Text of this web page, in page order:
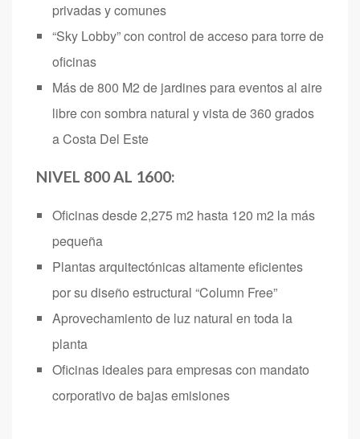
privadas y comunes
“Sky Lobby” con control de acceso para torre de
oficinas
Más de 800 M2 de jardines para eventos al aire
libre con sombra natural y vista de 360 grados
a Costa Del Este
NIVEL 800 AL 1600:
Oficinas desde 2,275 m2 hasta 120 m2 la más
pequeña
Plantas arquitectónicas altamente eficientes
por su diseño estructural “Column Free”
Aprovechamiento de luz natural en toda la
planta
Oficinas ideales para empresas con mandato
corporativo de bajas emisiones